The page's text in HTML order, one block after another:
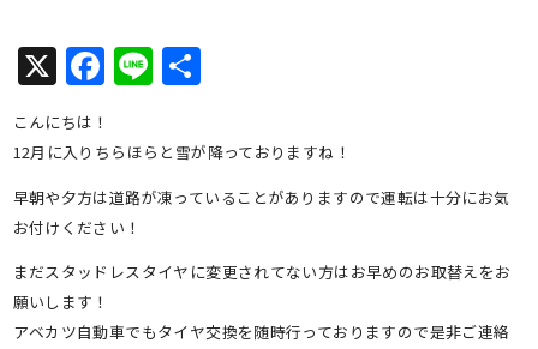
X Facebook
Line共
こんにちは！
12月に入りちらほらと雪が降っておりますね！
早朝や夕方は道路が凍っていることがありますので運転は十分にお気
お付けください！
まだスタッドレスタイヤに変更されてない方はお早めのお取替えをお
願いします！
アベカツ自動車でもタイヤ交換を随時行っておりますので是非ご連絡